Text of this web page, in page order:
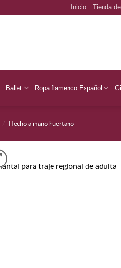
Inicio Tienda
Ballet Ropa flamenco Español
/ Hecho a mano huertano